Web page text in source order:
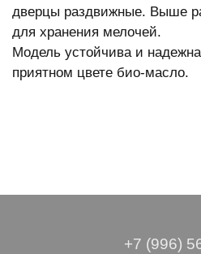
дверцы раздвижные. Выше
для хранения мелочей.
Модель устойчива и
приятном цвете био-масло.
+7 (996)